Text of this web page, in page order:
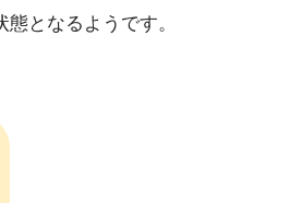
となるようです。